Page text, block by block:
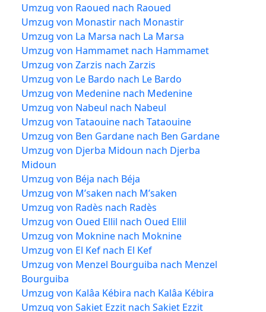
Umzug von Raoued nach Raoued
Umzug von Monastir nach Monastir
Umzug von La Marsa nach La Marsa
Umzug von Hammamet nach Hammamet
Umzug von Zarzis nach Zarzis
Umzug von Le Bardo nach Le Bardo
Umzug von Medenine nach Medenine
Umzug von Nabeul nach Nabeul
Umzug von Tataouine nach Tataouine
Umzug von Ben Gardane nach Ben Gardane
Umzug von Djerba Midoun nach Djerba
Midoun
Umzug von Béja nach Béja
Umzug von M’saken nach M’saken
Umzug von Radès nach Radès
Umzug von Oued Ellil nach Oued Ellil
Umzug von Moknine nach Moknine
Umzug von El Kef nach El Kef
Umzug von Menzel Bourguiba nach Menzel
Bourguiba
Umzug von Kalâa Kébira nach Kalâa Kébira
Umzug von Sakiet Ezzit nach Sakiet Ezzit